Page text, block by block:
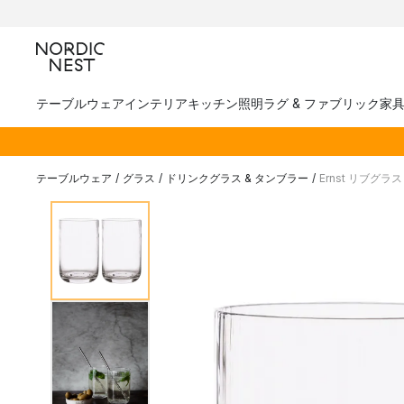
テーブルウェアインテリアキッチン照明ラグ & ファブリック家具
テーブルウェア / グラス / ドリンクグラス & タンブラー / Ernst リブグラ